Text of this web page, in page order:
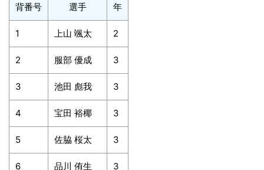
背番号 選手 年
1 上山 颯太 2
2 服部 優成 3
3 池田 彪我 3
4 宝田 裕椰 3
5 佐脇 桜太 3
6 品川 侑生 3